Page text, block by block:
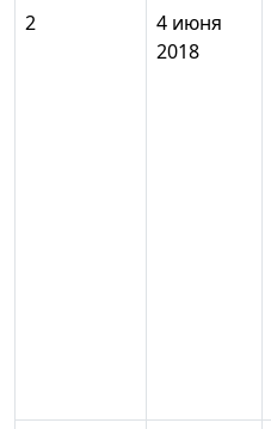
2
4 июня
2018